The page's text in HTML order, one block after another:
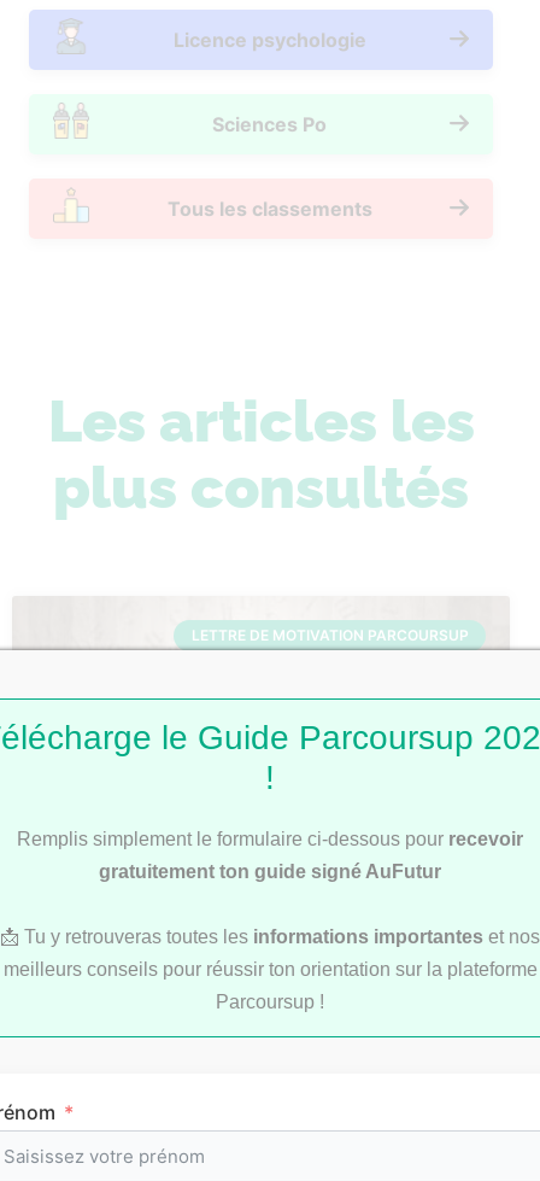
Licence psychologie
Sciences Po
Tous les classements
Les articles les
plus consultés
LETTRE DE MOTIVATION PARCOURSUP
Lettres de motivation Parcoursup : 101
le Guide Parcoursup
!
Remplis simplement le formulaire ci-dessous pour recevoir
gratuitement ton guide signé AuFutur
📩 Tu y retrouveras toutes les informations importantes et nos
meilleurs conseils pour réussir ton orientation sur la plateforme
Parcoursup !